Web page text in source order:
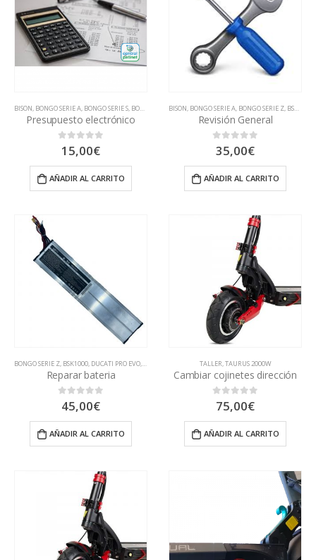
BISON, BONGO SERIE A, BONGO SERIE S, BONGO SERIE Z ,BSK1000,CECOTEC,COUGAR,DUALTRON
Presupuesto electrónico
out of 5
15,00€
AÑADIR AL CARRITO
BISON, BONGO SERIE A, BONGO SERIE Z, BSK1000
Revisión General
0out of 5
35,00€
AÑADIR AL CARRITO
BONGO SERIE Z, BSK1000, DUCATI PRO EVO, DUCATI PRO I DUCATI PRO II,DUCATI SCRAMBLER CROSS-E
Reparar bateria
out of 5
45,00€
AÑADIR AL CARRITO
TALLER,TAURUS 2000W
Cambiar cojinetes dirección
0out of 5
75,00€
AÑADIR AL CARRITO